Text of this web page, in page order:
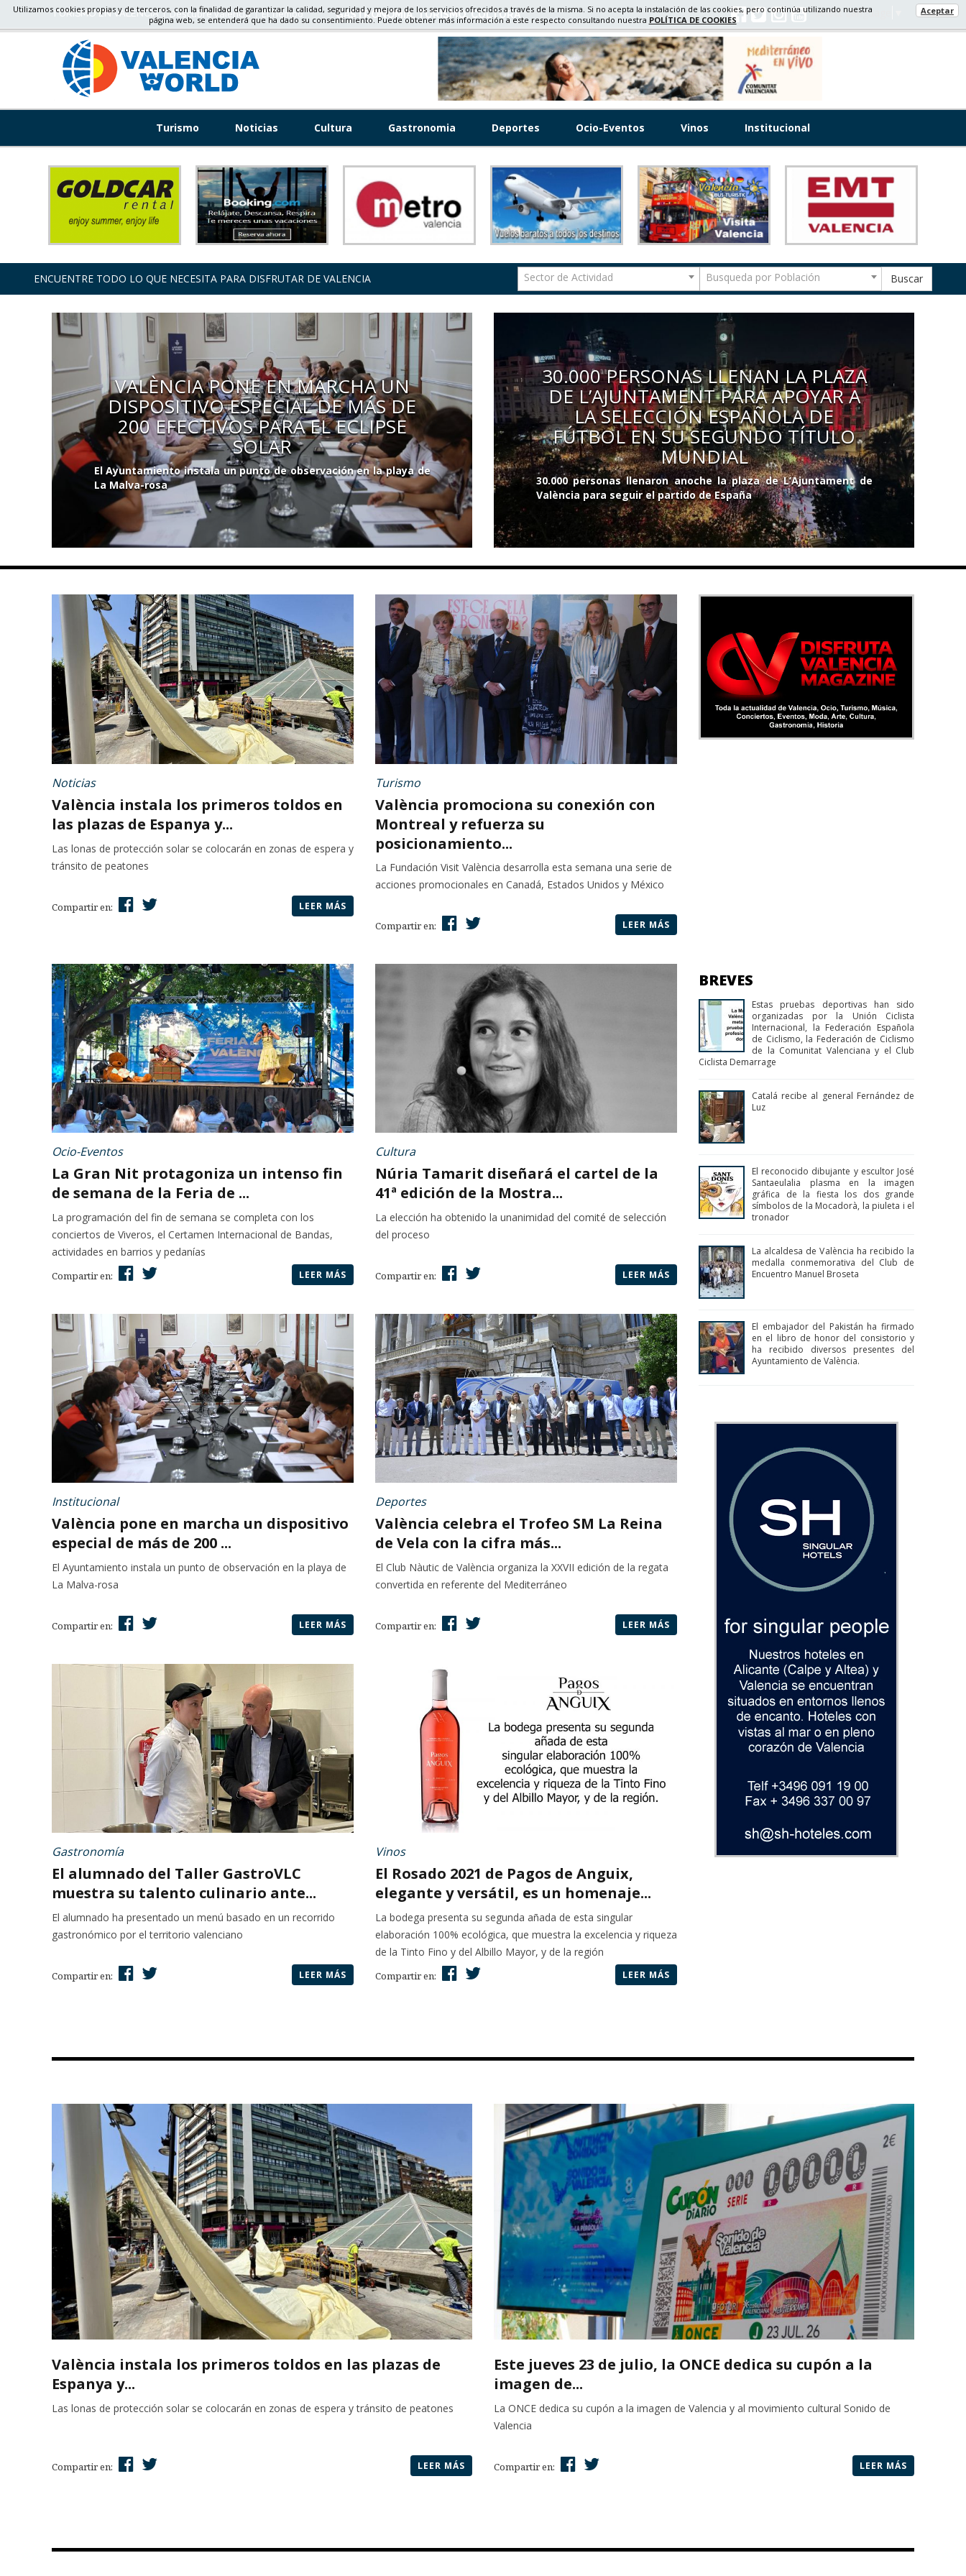
TURISMO EN VALENCIA Descubre valencia El Tiempo OCIO Y EVENTOS, DEPORTES, HISTORIA Select Language
Turismo Noticias Cultura Gastronomia Deportes Ocio-Eventos Vinos Institucional
ENCUENTRE TODO LO QUE NECESITA PARA DISFRUTAR DE VALENCIA Sector de Actividad Busqueda por Población Buscar
VALÈNCIA PONE EN MARCHA UN
DISPOSITIVO ESPECIAL DE MÁS DE
200 EFECTIVOS PARA EL ECLIPSE
SOLAR
El Ayuntamiento instala un punto de observación en la playa de
La Malva-rosa
30.000 PERSONAS LLENAN LA PLAZA
DE L’AJUNTAMENT PARA APOYAR A
LA SELECCIÓN ESPAÑOLA DE
FÚTBOL EN SU SEGUNDO TÍTULO
MUNDIAL
30.000 personas llenaron anoche la plaza de L’Ajuntament de
València para seguir el partido de España
Noticias
València instala los primeros toldos en
las plazas de Espanya y...
Las lonas de protección solar se colocarán en zonas de espera y
tránsito de peatones
Compartir en: LEER MÁS
Turismo
València promociona su conexión con
Montreal y refuerza su
posicionamiento...
La Fundación Visit València desarrolla esta semana una serie de
acciones promocionales en Canadá, Estados Unidos y México
Compartir en: LEER MÁS
Ocio-Eventos
La Gran Nit protagoniza un intenso fin
de semana de la Feria de ...
La programación del fin de semana se completa con los
conciertos de Viveros, el Certamen Internacional de Bandas,
actividades en barrios y pedanías
Compartir en: LEER MÁS
Cultura
Núria Tamarit diseñará el cartel de la
41ª edición de la Mostra...
La elección ha obtenido la unanimidad del comité de selección
del proceso
Compartir en: LEER MÁS
Institucional
València pone en marcha un dispositivo
especial de más de 200 ...
El Ayuntamiento instala un punto de observación en la playa de
La Malva-rosa
Compartir en: LEER MÁS
Deportes
València celebra el Trofeo SM La Reina
de Vela con la cifra más...
El Club Nàutic de València organiza la XXVII edición de la regata
convertida en referente del Mediterráneo
Compartir en: LEER MÁS
Gastronomía
El alumnado del Taller GastroVLC
muestra su talento culinario ante...
El alumnado ha presentado un menú basado en un recorrido
gastronómico por el territorio valenciano
Compartir en: LEER MÁS
Vinos
El Rosado 2021 de Pagos de Anguix,
elegante y versátil, es un homenaje...
La bodega presenta su segunda añada de esta singular
elaboración 100% ecológica, que muestra la excelencia y riqueza
de la Tinto Fino y del Albillo Mayor, y de la región
Compartir en: LEER MÁS
BREVES
Estas pruebas deportivas han sido
organizadas por la Unión Ciclista
Internacional, la Federación Española
de Ciclismo, la Federación de Ciclismo
de la Comunitat Valenciana y el Club
Ciclista Demarrage
Catalá recibe al general Fernández de
Luz
El reconocido dibujante y escultor José
Santaeulalia plasma en la imagen
gráfica de la fiesta los dos grande
símbolos de la Mocadorà, la piuleta i el
tronador
La alcaldesa de València ha recibido la
medalla conmemorativa del Club de
Encuentro Manuel Broseta
El embajador del Pakistán ha firmado
en el libro de honor del consistorio y
ha recibido diversos presentes del
Ayuntamiento de València.
València instala los primeros toldos en las plazas de
Espanya y...
Las lonas de protección solar se colocarán en zonas de espera y tránsito de peatones
Compartir en: LEER MÁS
Este jueves 23 de julio, la ONCE dedica su cupón a la
imagen de...
La ONCE dedica su cupón a la imagen de Valencia y al movimiento cultural Sonido de
Valencia
Compartir en: LEER MÁS
Utilizamos cookies propias y de terceros, con la finalidad de garantizar la calidad, seguridad y mejora de los servicios ofrecidos a través de la misma. Si no acepta la instalación de las cookies, pero continúa utilizando nuestra
página web, se entenderá que ha dado su consentimiento. Puede obtener más información a este respecto consultando nuestra POLÍTICA DE COOKIES
Aceptar